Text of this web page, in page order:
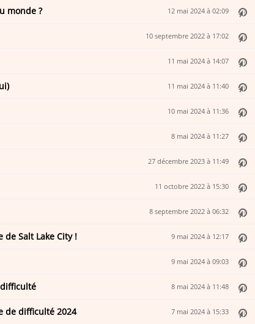
monde ? 12 mai 2024 à 02:09
10 septembre 2022 à 17:02
11 mai 2024 à 14:07
11 mai 2024 à 11:40
10 mai 2024 à 11:36
8 mai 2024 à 11:27
27 décembre 2023 à 11:49
11 octobre 2022 à 15:30
8 septembre 2022 à 06:32
Salt Lake City ! 9 mai 2024 à 12:17
9 mai 2024 à 09:03
8 mai 2024 à 11:48
de difficulté 2024 7 mai 2024 à 15:33